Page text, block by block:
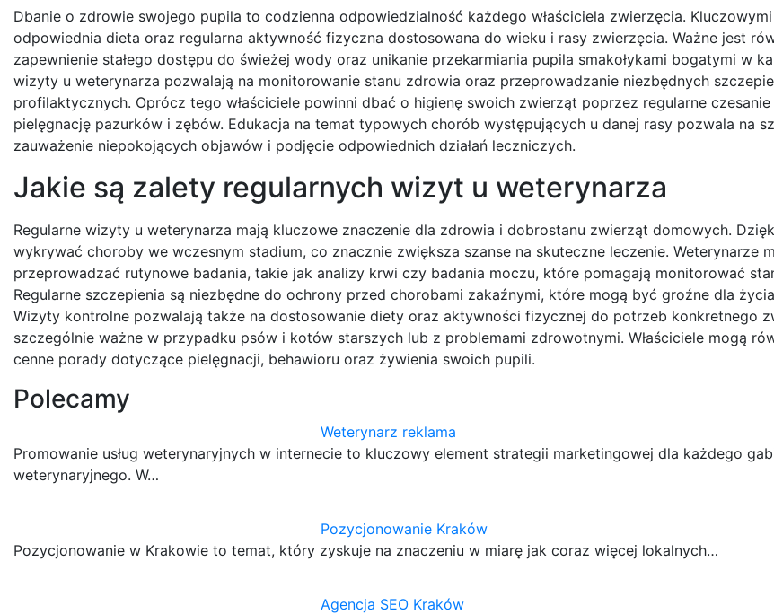
Dbanie o zdrowie swojego pupila to codzienna odpowiedzialność każdego właściciela zwierzęcia.
odpowiednia dieta oraz regularna aktywność fizyczna dostosowana do wieku i rasy zwierzęcia. Ważne jest
zapewnienie stałego dostępu do świeżej wody oraz unikanie przekarmiania pupila smakołykami bogatymi w
wizyty u weterynarza pozwalają na monitorowanie stanu zdrowia oraz przeprowadzanie niezbędnych
profilaktycznych. Oprócz tego właściciele powinni dbać o higienę swoich zwierząt poprzez regularne
pielęgnację pazurków i zębów. Edukacja na temat typowych chorób występujących u danej rasy pozwala na
zauważenie niepokojących objawów i podjęcie odpowiednich działań leczniczych.
Jakie są zalety regularnych wizyt u weterynarza
Regularne wizyty u weterynarza mają kluczowe znaczenie dla zdrowia i dobrostanu zwierząt domowych.
wykrywać choroby we wczesnym stadium, co znacznie zwiększa szanse na skuteczne leczenie. Weterynarze
przeprowadzać rutynowe badania, takie jak analizy krwi czy badania moczu, które pomagają monitorować
Regularne szczepienia są niezbędne do ochrony przed chorobami zakaźnymi, które mogą być groźne dla
Wizyty kontrolne pozwalają także na dostosowanie diety oraz aktywności fizycznej do potrzeb konkretnego
szczególnie ważne w przypadku psów i kotów starszych lub z problemami zdrowotnymi. Właściciele mogą
cenne porady dotyczące pielęgnacji, behawioru oraz żywienia swoich pupili.
Polecamy
Weterynarz reklama
Promowanie usług weterynaryjnych w internecie to kluczowy element strategii marketingowej dla każdego
weterynaryjnego. W…
Pozycjonowanie Kraków
Pozycjonowanie w Krakowie to temat, który zyskuje na znaczeniu w miarę jak coraz więcej lokalnych…
Agencja SEO Kraków